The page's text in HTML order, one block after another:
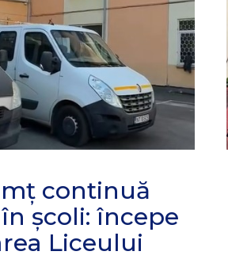
continuă
școli: începe
Liceului